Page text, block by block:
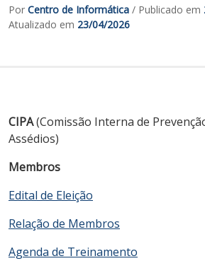
Por Centro de Informática / Publicado em
Atualizado em 23/04/2026
CIPA(Comissão Interna de
Assédios)
Membros
Edital de Eleição
Relação de Membros
Agenda de Treinamento